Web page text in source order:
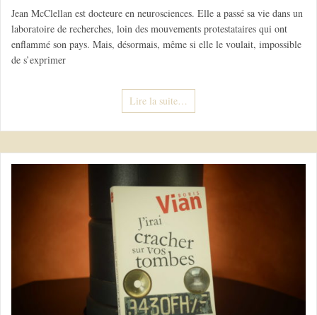
Jean McClellan est docteure en neurosciences. Elle a passé sa vie dans un
laboratoire de recherches, loin des mouvements protestataires qui ont
enflammé son pays. Mais, désormais, même si elle le voulait, impossible
de s’exprimer
Lire la suite…